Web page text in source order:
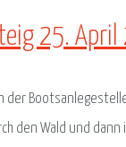
25. April
der
den Wald und